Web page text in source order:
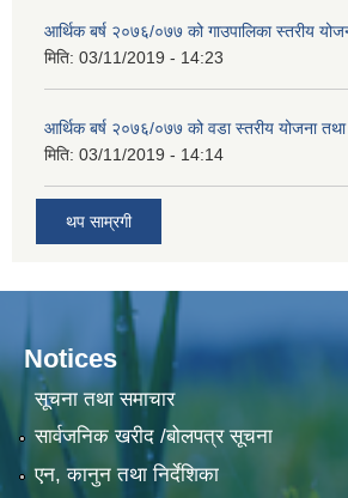
आर्थिक बर्ष २०७६/०७७ को गाउपालिका स्तरीय
मिति: 03/11/2019 - 14:23
आर्थिक बर्ष २०७६/०७७ को वडा स्तरीय योजना तथा
मिति: 03/11/2019 - 14:14
थप साम्रगी
Notices
सूचना तथा समाचार
सार्वजनिक खरीद /बोलपत्र सूचना
एन, कानुन तथा निर्देशिका